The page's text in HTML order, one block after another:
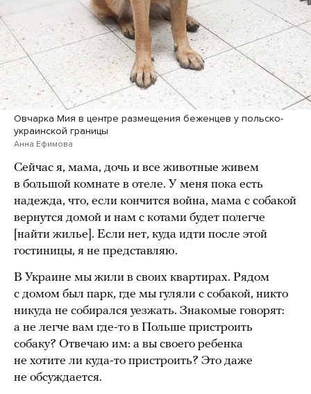
Овчарка Мия в центре размещения беженцев у польско-
украинской границы
Анна Ефимова
Сейчас я, мама, дочь и все животные живем
в большой комнате в отеле. У меня пока есть
надежда, что, если кончится война, мама с собакой
вернутся домой и нам с котами будет полегче
[найти жилье]. Если нет, куда идти после этой
гостиницы, я не представляю.
В Украине мы жили в своих квартирах. Рядом
с домом был парк, где мы гуляли с собакой, никто
никуда не собирался уезжать. Знакомые говорят:
а не легче вам где-то в Польше пристроить
собаку? Отвечаю им: а вы своего ребенка
не хотите ли куда-то пристроить? Это даже
не обсуждается.